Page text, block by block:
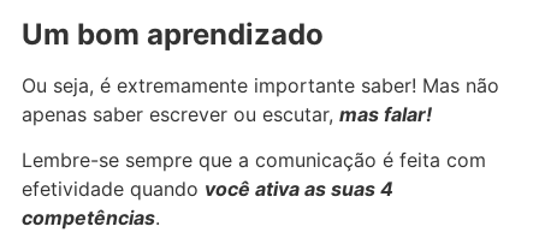
Um bom aprendizado
Ou seja, é extremamente importante saber! Mas não
apenas saber escrever ou escutar, mas falar!
Lembre-se sempre que a comunicação é feita com
efetividade quando você ativa as suas 4
competências.